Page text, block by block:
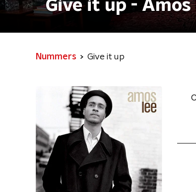
Give it up - Amos
Nummers Give it up